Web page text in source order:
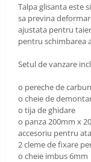
Mobilier gradina
Corturi, Prelate si
umbrire
Lopeti zapada
Zdrobitoare si
Teascuri
Zdrobitoare electrice
Zdrobitoare
Zdrobitoare manuale
Talpa glisanta este
sa previna
ajustata pentru
pentru schimbarea
Setul de vanzare
o pereche de
o cheie de
o tija de ghidare
o panza 200mm x
accesoriu pentru
2 cleme de fixare
o cheie imbus 6mm